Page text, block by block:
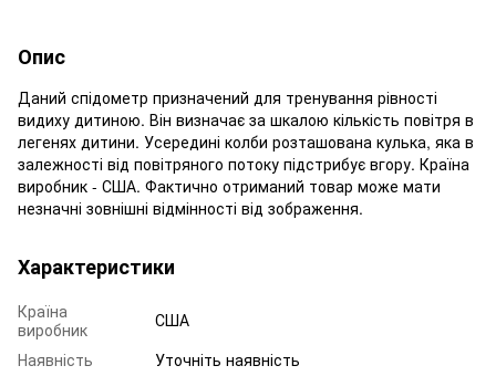
Опис
Даний спідометр призначений для тренування рівності
видиху дитиною. Він визначає за шкалою кількість повітря в
легенях дитини. Усередині колби розташована кулька, яка в
залежності від повітряного потоку підстрибує вгору. Країна
виробник - США. Фактично отриманий товар може мати
незначні зовнішні відмінності від зображення.
Характеристики
Країна
виробник
США
Наявність
Уточніть наявність